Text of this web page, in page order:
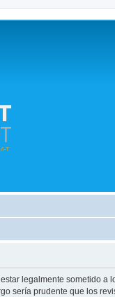
estar legalmente sometido
sería prudente que los